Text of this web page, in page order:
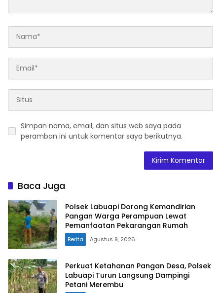
Simpan nama, email, dan situs web saya pada
peramban ini untuk komentar saya berikutnya.
Baca Juga
Polsek Labuapi Dorong Kemandirian
Pangan Warga Perampuan Lewat
Pemanfaatan Pekarangan Rumah
Berita Agustus 9, 2026
Perkuat Ketahanan Pangan Desa, Polsek
Labuapi Turun Langsung Dampingi
Petani Merembu